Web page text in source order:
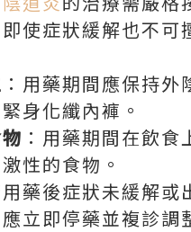
使症狀緩解也不可
：用藥期間應保持外
身化纖內褲。
：用藥期間在飲食
性的食物。
用藥後症狀未緩解或
立即停藥並複診調